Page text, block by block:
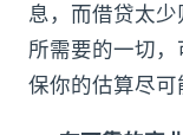
息，而借贷太
所需要的一切
保你的估算尽可